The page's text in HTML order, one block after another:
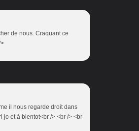
de nous. Craquant ce
il nous regarde droit dans
jo et à bientot<br /> <br /> <br